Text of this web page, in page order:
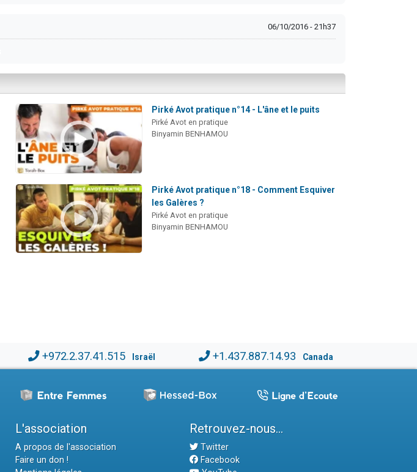
06/10/2016 - 21h37
Pirké Avot pratique n°14 - L'âne et le puits
Pirké Avot en pratique
Binyamin BENHAMOU
Pirké Avot pratique n°18 - Comment Esquiver
les Galères ?
Pirké Avot en pratique
Binyamin BENHAMOU
+972.2.37.41.515 Israël +1.437.887.14.93 Canada
L'association
A propos de l'association
Faire un don !
Retrouvez-nous...
Twitter
Facebook